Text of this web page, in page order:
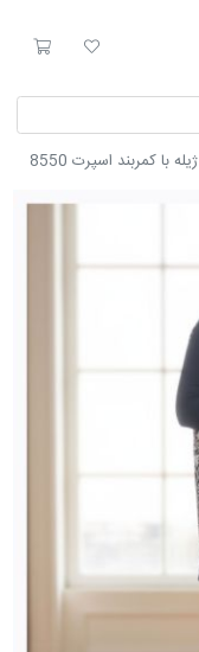
لیست مورد
سبد
ژیله با کمربند اسپرت 8550